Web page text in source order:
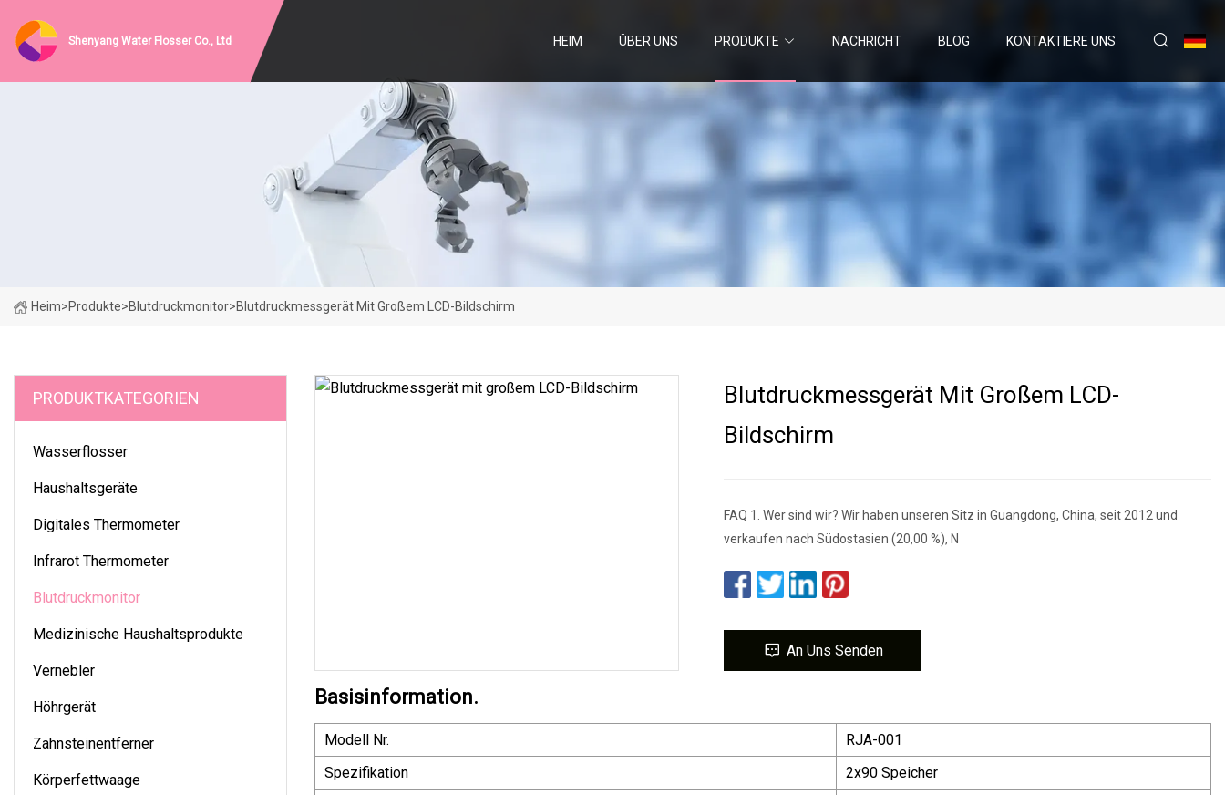
Shenyang Water Flosser Co., Ltd HEIM ÜBER UNS PRODUKTE NACHRICHT BLOG KONTAKTIERE UNS
Heim>Produkte>Blutdruckmonitor>Blutdruckmessgerät Mit Großem LCD-Bildschirm
PRODUKTKATEGORIEN
Wasserflosser
Haushaltsgeräte
Digitales Thermometer
Infrarot Thermometer
Blutdruckmonitor
Medizinische Haushaltsprodukte
Vernebler
Höhrgerät
Zahnsteinentferner
Körperfettwaage
Blutdruckmessgerät Mit Großem LCD-
Bildschirm
FAQ 1. Wer sind wir? Wir haben unseren Sitz in Guangdong, China, seit 2012 und
verkaufen nach Südostasien (20,00 %), N
An Uns Senden
Basisinformation.
Modell Nr.
RJA-001
Spezifikation
2x90 Speicher